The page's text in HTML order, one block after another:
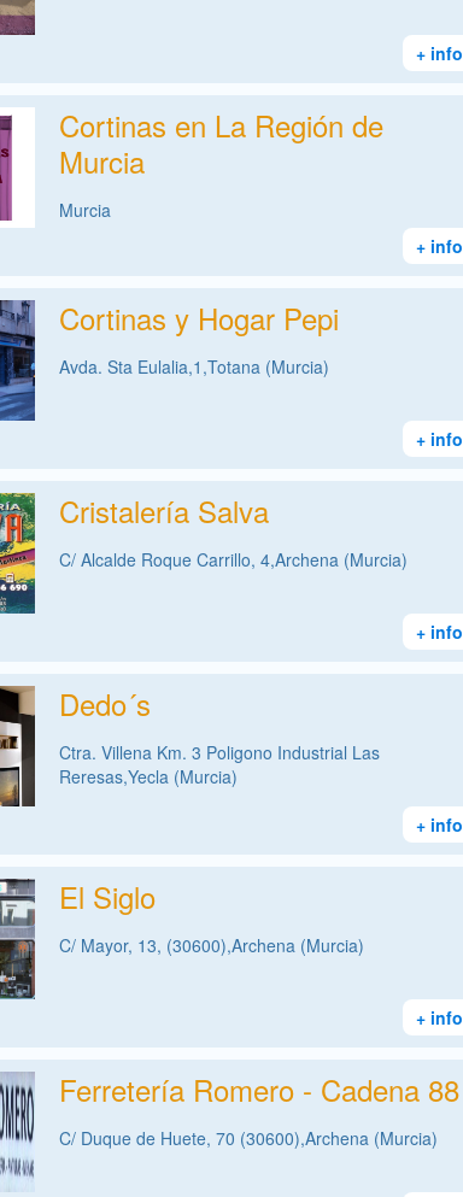
+ info
Cortinas en La Región de
Murcia
Murcia
+ info
Cortinas y Hogar Pepi
Avda. Sta Eulalia,1,Totana (Murcia)
+ info
Cristalería Salva
C/ Alcalde Roque Carrillo, 4,Archena (Murcia)
+ info
Dedo´s
Ctra. Villena Km. 3 Poligono Industrial Las
Reresas,Yecla (Murcia)
+ info
El Siglo
C/ Mayor, 13, (30600),Archena (Murcia)
+ info
Ferretería Romero - Cadena 88
C/ Duque de Huete, 70 (30600),Archena (Murcia)